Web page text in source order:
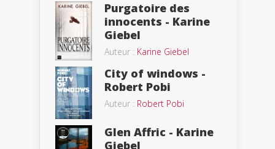
Purgatoire des
innocents - Karine
Giebel
Auteur : Karine Giebel
City of windows -
Robert Pobi
Auteur : Robert Pobi
Glen Affric - Karine
Giebel